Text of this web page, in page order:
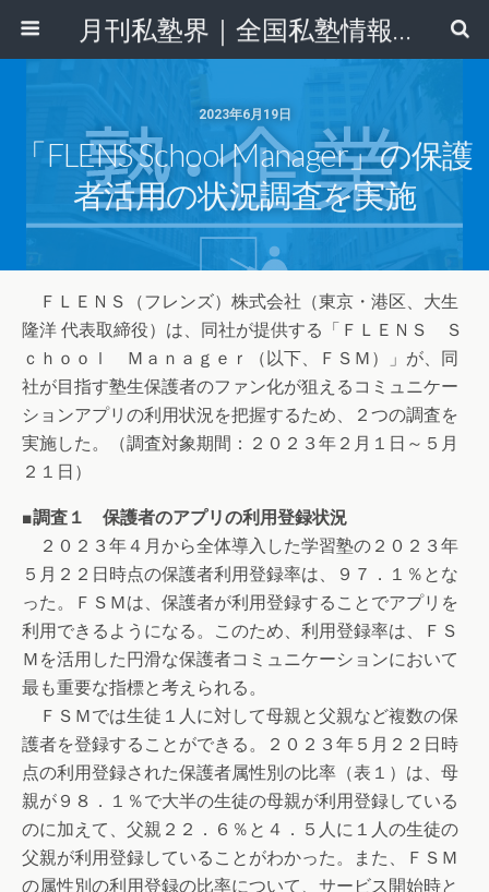
月刊私塾界｜全国私塾情報センター
2023年6月19日
「FLENS School Manager」の保護
者活用の状況調査を実施
ＦＬＥＮＳ（フレンズ）株式会社（東京・港区、大生
隆洋 代表取締役）は、同社が提供する「ＦＬＥＮＳ Ｓ
ｃｈｏｏｌ Ｍａｎａｇｅｒ（以下、ＦＳＭ）」が、同
社が目指す塾生保護者のファン化が狙えるコミュニケー
ションアプリの利用状況を把握するため、２つの調査を
実施した。（調査対象期間：２０２３年２月１日～５月
２１日）
■調査１ 保護者のアプリの利用登録状況
２０２３年４月から全体導入した学習塾の２０２３年
５月２２日時点の保護者利用登録率は、９７．１％とな
った。ＦＳＭは、保護者が利用登録することでアプリを
利用できるようになる。このため、利用登録率は、ＦＳ
Ｍを活用した円滑な保護者コミュニケーションにおいて
最も重要な指標と考えられる。
ＦＳＭでは生徒１人に対して母親と父親など複数の保
護者を登録することができる。２０２３年５月２２日時
点の利用登録された保護者属性別の比率（表１）は、母
親が９８．１％で大半の生徒の母親が利用登録している
のに加えて、父親２２．６％と４．５人に１人の生徒の
父親が利用登録していることがわかった。また、ＦＳＭ
の属性別の利用登録の比率について、サービス開始時と